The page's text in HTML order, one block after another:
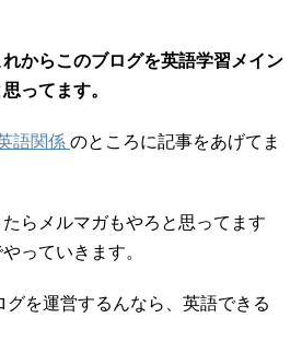
れからこのブログを英語学習メイン
ってます。
語関係 のところに記事をあげてま
らメルマガもやろと思ってます
っていきます。
グを運営するんなら、英語できる